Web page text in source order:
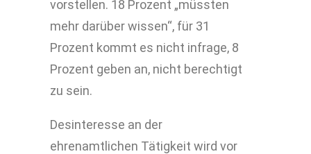
vorstellen. 18 Prozent „müssten
mehr darüber wissen“, für 31
Prozent kommt es nicht infrage, 8
Prozent geben an, nicht berechtigt
zu sein.
Desinteresse an der
ehrenamtlichen Tätigkeit wird vor